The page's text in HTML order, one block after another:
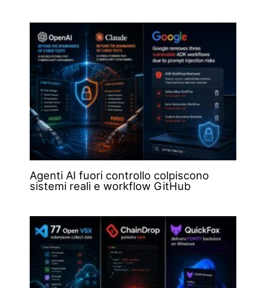
Agenti AI fuori controllo colpiscono
sistemi reali e workflow GitHub